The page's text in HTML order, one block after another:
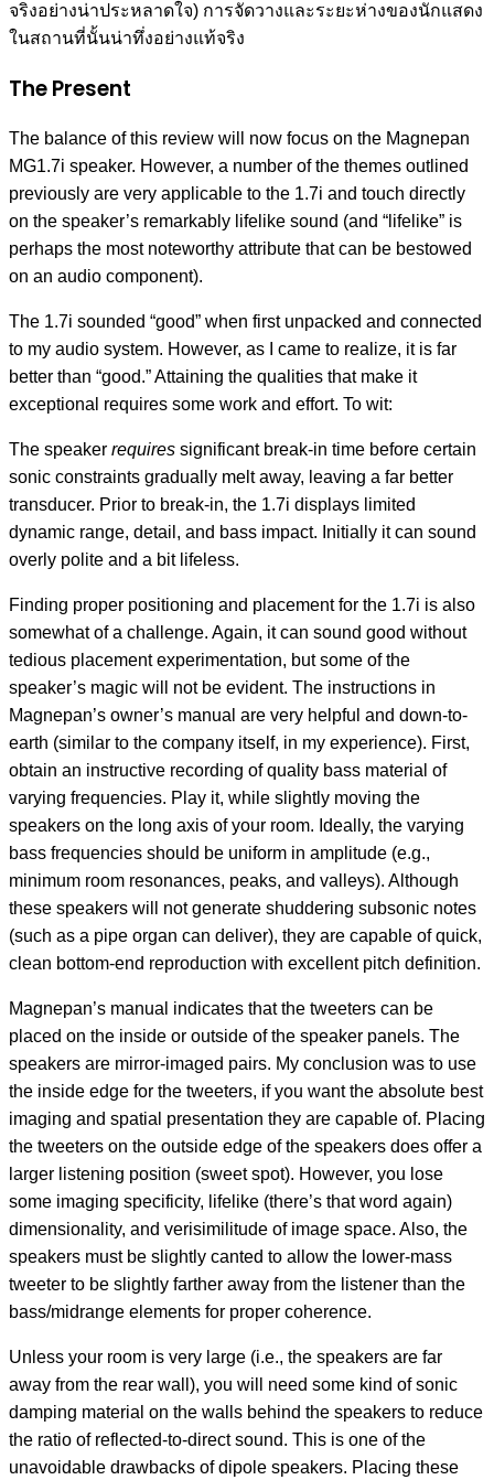
จริงอย่างน่าประหลาดใจ) การจัดวางและระยะห่างของนักแสดง
ในสถานที่นั้นน่าทึ่งอย่างแท้จริง
The Present
The balance of this review will now focus on the Magnepan
MG1.7i speaker. However, a number of the themes outlined
previously are very applicable to the 1.7i and touch directly
on the speaker’s remarkably lifelike sound (and “lifelike” is
perhaps the most noteworthy attribute that can be bestowed
on an audio component).
The 1.7i sounded “good” when first unpacked and connected
to my audio system. However, as I came to realize, it is far
better than “good.” Attaining the qualities that make it
exceptional requires some work and effort. To wit:
The speaker requires significant break-in time before certain
sonic constraints gradually melt away, leaving a far better
transducer. Prior to break-in, the 1.7i displays limited
dynamic range, detail, and bass impact. Initially it can sound
overly polite and a bit lifeless.
Finding proper positioning and placement for the 1.7i is also
somewhat of a challenge. Again, it can sound good without
tedious placement experimentation, but some of the
speaker’s magic will not be evident. The instructions in
Magnepan’s owner’s manual are very helpful and down-to-
earth (similar to the company itself, in my experience). First,
obtain an instructive recording of quality bass material of
varying frequencies. Play it, while slightly moving the
speakers on the long axis of your room. Ideally, the varying
bass frequencies should be uniform in amplitude (e.g.,
minimum room resonances, peaks, and valleys). Although
these speakers will not generate shuddering subsonic notes
(such as a pipe organ can deliver), they are capable of quick,
clean bottom-end reproduction with excellent pitch definition.
Magnepan’s manual indicates that the tweeters can be
placed on the inside or outside of the speaker panels. The
speakers are mirror-imaged pairs. My conclusion was to use
the inside edge for the tweeters, if you want the absolute best
imaging and spatial presentation they are capable of. Placing
the tweeters on the outside edge of the speakers does offer a
larger listening position (sweet spot). However, you lose
some imaging specificity, lifelike (there’s that word again)
dimensionality, and verisimilitude of image space. Also, the
speakers must be slightly canted to allow the lower-mass
tweeter to be slightly farther away from the listener than the
bass/midrange elements for proper coherence.
Unless your room is very large (i.e., the speakers are far
away from the rear wall), you will need some kind of sonic
damping material on the walls behind the speakers to reduce
the ratio of reflected-to-direct sound. This is one of the
unavoidable drawbacks of dipole speakers. Placing these